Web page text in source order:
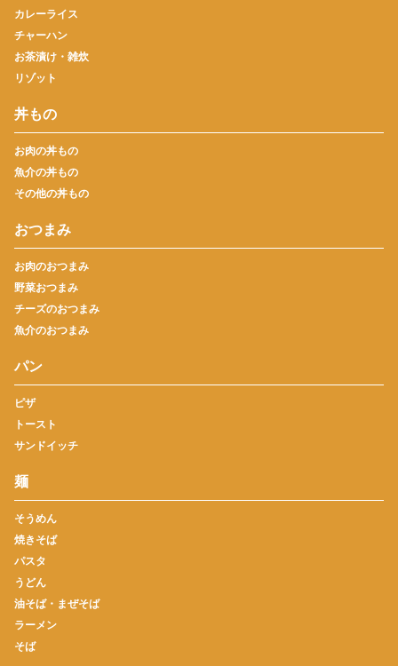
カレーライス
チャーハン
お茶漬け・雑炊
リゾット
丼もの
お肉の丼もの
魚介の丼もの
その他の丼もの
おつまみ
お肉のおつまみ
野菜おつまみ
チーズのおつまみ
魚介のおつまみ
パン
ピザ
トースト
サンドイッチ
麺
そうめん
焼きそば
パスタ
うどん
油そば・まぜそば
ラーメン
そば